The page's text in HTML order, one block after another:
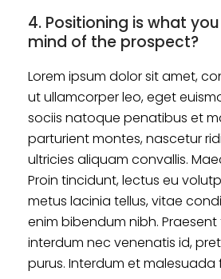
4. Positioning is what
mind of the prospect?
Lorem ipsum dolor sit amet,
ut ullamcorper leo, eget
sociis natoque penatibus et
parturient montes, nascetur
ultricies aliquam convallis.
Proin tincidunt, lectus eu
metus lacinia tellus, vitae
enim bibendum nibh. Praesent
interdum nec venenatis id,
purus. Interdum et